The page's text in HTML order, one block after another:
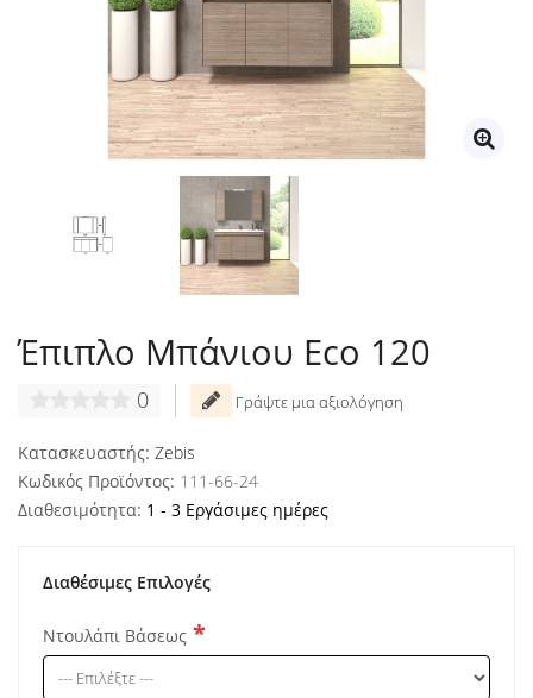
Έπιπλο Μπάνιου Eco 120
0 Γράψτε μια αξιολόγηση
Κατασκευαστής: Zebis
Κωδικός Προϊόντος: 111-66-24
Διαθεσιμότητα: 1 - 3 Εργάσιμες ημέρες
Διαθέσιμες Επιλογές
Ντουλάπι Βάσεως